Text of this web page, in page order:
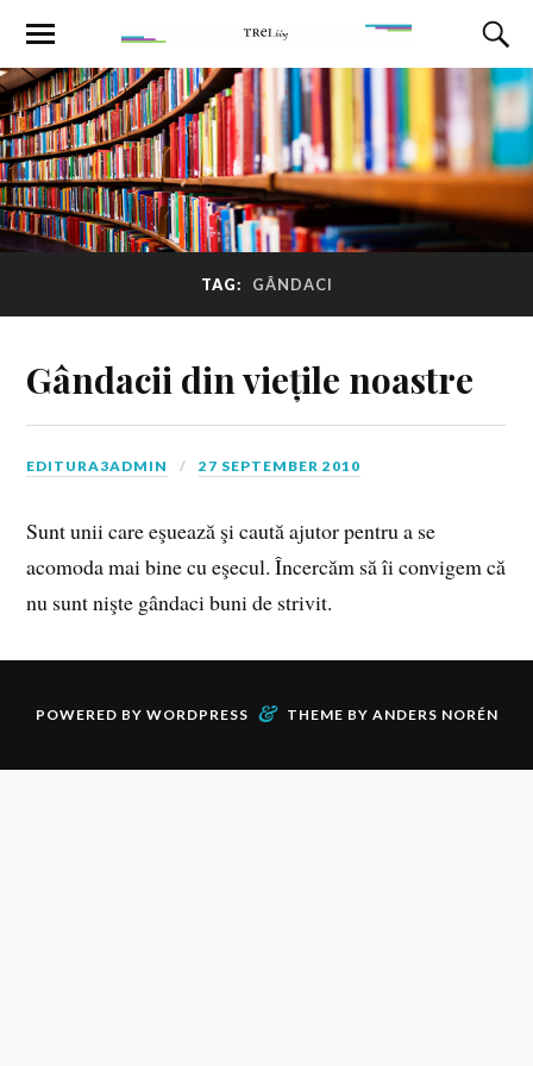
TAG: GÂNDACI
Gândacii din viețile noastre
EDITURA3ADMIN 27 SEPTEMBER 2010
Sunt unii care eşuează şi caută ajutor pentru a se
acomoda mai bine cu eşecul. Încercăm să îi convigem că
nu sunt nişte gândaci buni de strivit.
POWERED BY WORDPRESS & THEME BY ANDERS NORÉN